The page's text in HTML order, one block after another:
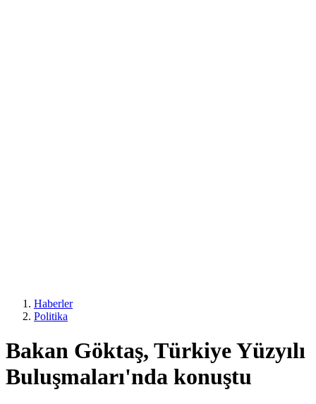
Haberler
Politika
Bakan Göktaş, Türkiye Yüzyılı
Buluşmaları'nda konuştu